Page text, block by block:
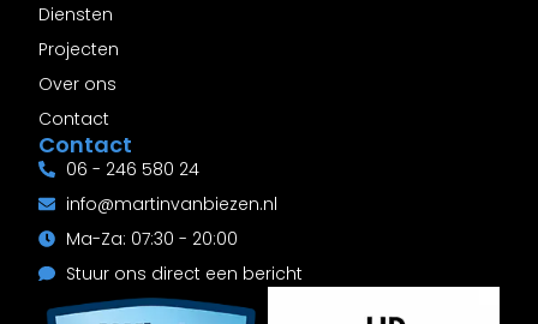
Diensten
Projecten
Over ons
Contact
Contact
06 - 246 580 24
info@martinvanbiezen.nl
Ma-Za: 07:30 - 20:00
Stuur ons direct een bericht